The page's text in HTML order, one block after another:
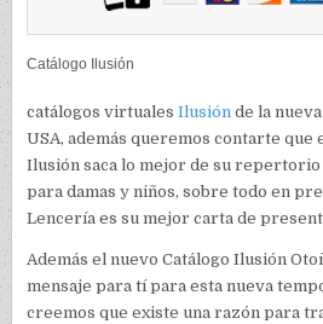
Catálogo Ilusión
catálogos virtualesIlusión de la
USA, además queremos contarte que
Ilusión saca lo mejor de su
para damas y niños, sobre todo en
Lencería es su mejor carta de
Además el nuevo Catálogo Ilusión
mensaje para tí para esta nueva
creemos que existe una razón para